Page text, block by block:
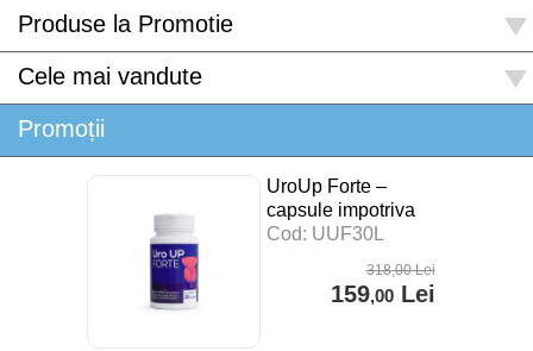
Produse la Promotie
Cele mai vandute
Promoții
UroUp Forte –
capsule impotriva
prostatitei – 30 cps
Cod: UUF30L
318,00Lei
159,00Lei